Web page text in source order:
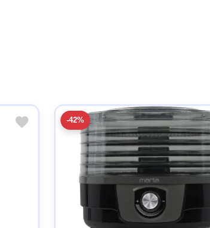
-42%